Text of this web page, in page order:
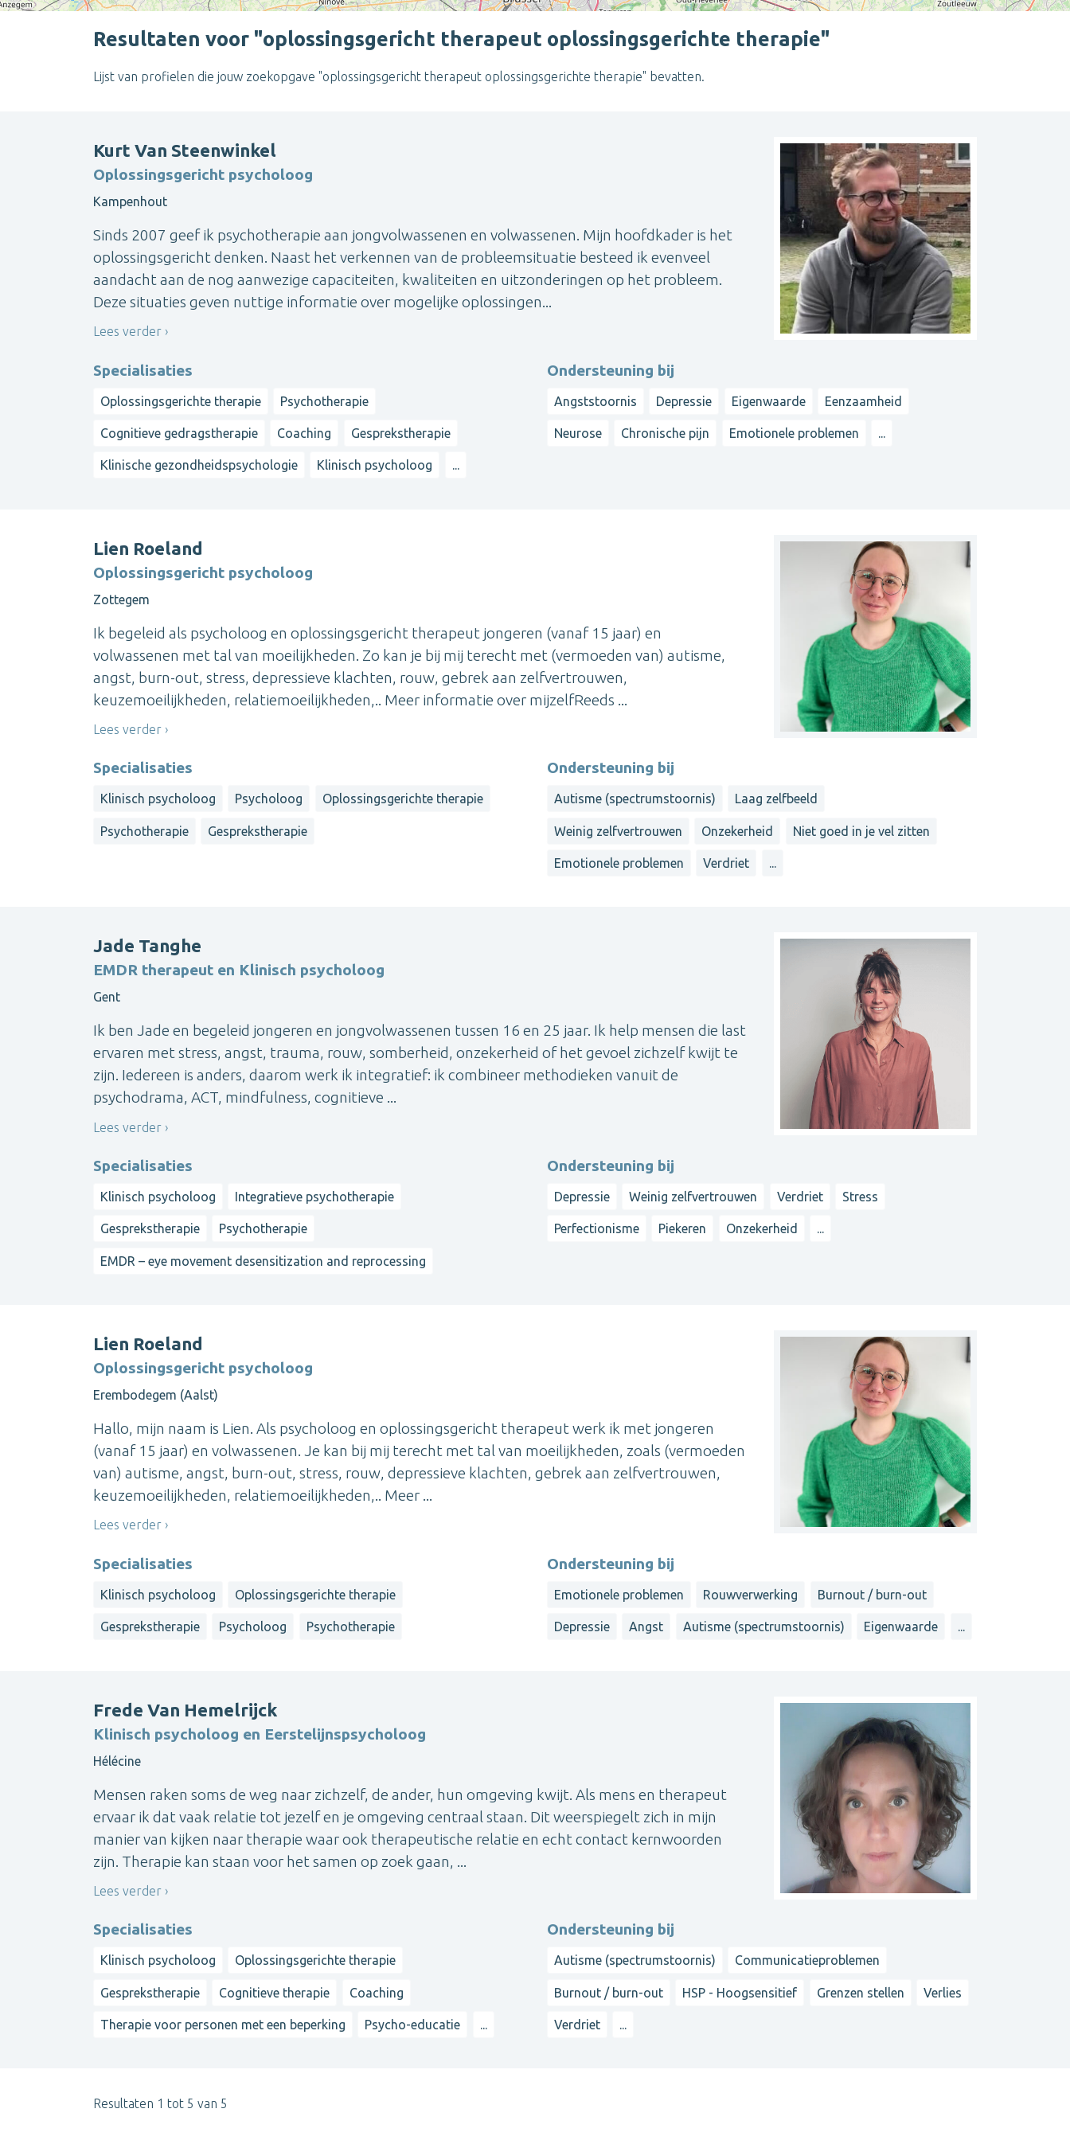
Resultaten voor "oplossingsgericht therapeut oplossingsgerichte therapie"
Lijst van profielen die jouw zoekopgave "oplossingsgericht therapeut oplossingsgerichte therapie" bevatten.
Kurt Van Steenwinkel
Oplossingsgericht psycholoog
Kampenhout
Sinds 2007 geef ik psychotherapie aan jongvolwassenen en volwassenen. Mijn hoofdkader is het
oplossingsgericht denken. Naast het verkennen van de probleemsituatie besteed ik evenveel
aandacht aan de nog aanwezige capaciteiten, kwaliteiten en uitzonderingen op het probleem.
Deze situaties geven nuttige informatie over mogelijke oplossingen...
Lees verder
Specialisaties
Oplossingsgerichte therapie Psychotherapie
Cognitieve gedragstherapie Coaching Gesprekstherapie
Klinische gezondheidspsychologie Klinisch psycholoog ...
Ondersteuning bij
Angststoornis Depressie Eigenwaarde Eenzaamheid
Neurose Chronische pijn Emotionele problemen ...
Lien Roeland
Oplossingsgericht psycholoog
Zottegem
Ik begeleid als psycholoog en oplossingsgericht therapeut jongeren (vanaf 15 jaar) en
volwassenen met tal van moeilijkheden. Zo kan je bij mij terecht met (vermoeden van) autisme,
angst, burn-out, stress, depressieve klachten, rouw, gebrek aan zelfvertrouwen,
keuzemoeilijkheden, relatiemoeilijkheden,.. Meer informatie over mijzelfReeds ...
Lees verder
Specialisaties
Klinisch psycholoog Psycholoog Oplossingsgerichte therapie
Psychotherapie Gesprekstherapie
Ondersteuning bij
Autisme (spectrumstoornis) Laag zelfbeeld
Weinig zelfvertrouwen Onzekerheid Niet goed in je vel zitten
Emotionele problemen Verdriet ...
Jade Tanghe
EMDR therapeut en Klinisch psycholoog
Gent
Ik ben Jade en begeleid jongeren en jongvolwassenen tussen 16 en 25 jaar. Ik help mensen die last
ervaren met stress, angst, trauma, rouw, somberheid, onzekerheid of het gevoel zichzelf kwijt te
zijn. Iedereen is anders, daarom werk ik integratief: ik combineer methodieken vanuit de
psychodrama, ACT, mindfulness, cognitieve ...
Lees verder
Specialisaties
Klinisch psycholoog Integratieve psychotherapie
Gesprekstherapie Psychotherapie
EMDR – eye movement desensitization and reprocessing
Ondersteuning bij
Depressie Weinig zelfvertrouwen Verdriet Stress
Perfectionisme Piekeren Onzekerheid ...
Lien Roeland
Oplossingsgericht psycholoog
Erembodegem (Aalst)
Hallo, mijn naam is Lien. Als psycholoog en oplossingsgericht therapeut werk ik met jongeren
(vanaf 15 jaar) en volwassenen. Je kan bij mij terecht met tal van moeilijkheden, zoals (vermoeden
van) autisme, angst, burn-out, stress, rouw, depressieve klachten, gebrek aan zelfvertrouwen,
keuzemoeilijkheden, relatiemoeilijkheden,.. Meer ...
Lees verder
Specialisaties
Klinisch psycholoog Oplossingsgerichte therapie
Gesprekstherapie Psycholoog Psychotherapie
Ondersteuning bij
Emotionele problemen Rouwverwerking Burnout / burn-out
Depressie Angst Autisme (spectrumstoornis) Eigenwaarde ...
Frede Van Hemelrijck
Klinisch psycholoog en Eerstelijnspsycholoog
Hélécine
Mensen raken soms de weg naar zichzelf, de ander, hun omgeving kwijt. Als mens en therapeut
ervaar ik dat vaak relatie tot jezelf en je omgeving centraal staan. Dit weerspiegelt zich in mijn
manier van kijken naar therapie waar ook therapeutische relatie en echt contact kernwoorden
zijn. Therapie kan staan voor het samen op zoek gaan, ...
Lees verder
Specialisaties
Klinisch psycholoog Oplossingsgerichte therapie
Gesprekstherapie Cognitieve therapie Coaching
Therapie voor personen met een beperking Psycho-educatie ...
Ondersteuning bij
Autisme (spectrumstoornis) Communicatieproblemen
Burnout / burn-out HSP - Hoogsensitief Grenzen stellen Verlies
Verdriet ...
Resultaten 1 tot 5 van 5